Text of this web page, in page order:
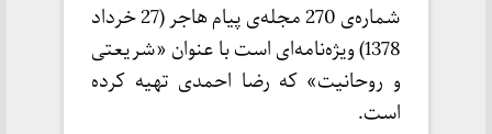
شماره‌ی 270 مجله‌ی پیام هاجر (27 خرداد
1378) ویژه‌نامه‌ای است با عنوان «شریعتی
و روحانیت» که رضا احمدی تهیه کرده
است.